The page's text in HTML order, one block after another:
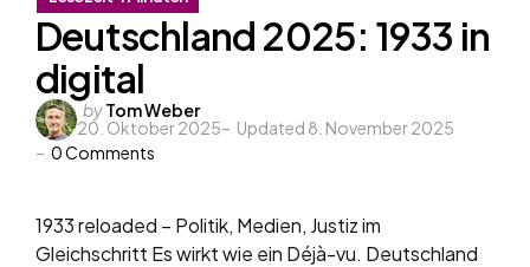
Deutschland 2025: 1933 in
digital
Posted
by
byTom Weber
20. Oktober 2025
Updated 8. November 2025
0Comments
1933 reloaded – Politik, Medien, Justiz im
Gleichschritt Es wirkt wie ein Déjà-vu. Deutschland